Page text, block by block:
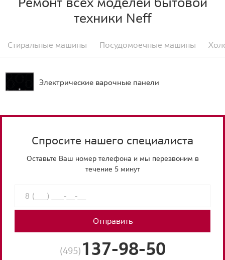
техники Neff
Стиральные машины Посудомоечные машины
Электрические варочные панели
Спросите нашего специалиста
Оставьте Ваш номер телефона и мы перезвоним в
течение 5 минут
Отправить
(495) 137-98-50